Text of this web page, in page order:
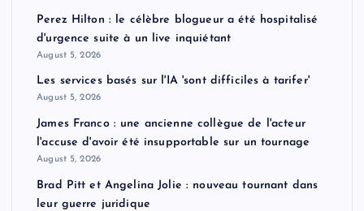
Perez Hilton : le célèbre blogueur a été hospitalisé
d'urgence suite à un live inquiétant
August 5, 2026
Les services basés sur l'IA 'sont difficiles à tarifer'
August 5, 2026
James Franco : une ancienne collègue de l'acteur
l'accuse d'avoir été insupportable sur un tournage
August 5, 2026
Brad Pitt et Angelina Jolie : nouveau tournant dans
leur guerre juridique